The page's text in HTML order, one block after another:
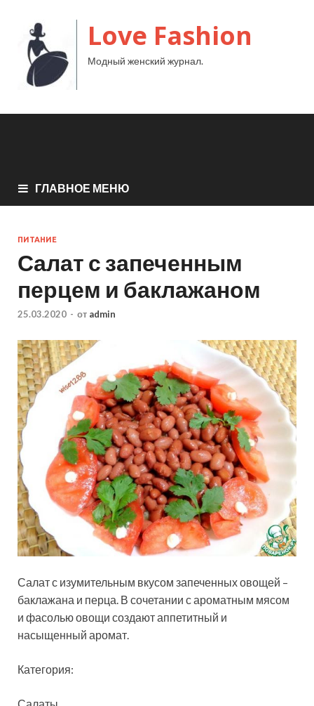
Love Fashion
Модный женский журнал.
ГЛАВНОЕ МЕНЮ
ПИТАНИЕ
Салат с запеченным
перцем и баклажаном
25.03.2020 - от admin
Салат с изумительным вкусом запеченных овощей –
баклажана и перца. В сочетании с ароматным мясом
и фасолью овощи создают аппетитный и
насыщенный аромат.
Категория: